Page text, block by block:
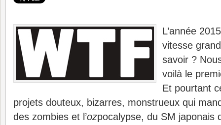
L’année
vitesse
savoir ?
voilà le
Et pourtant
projets douteux, bizarres, monstrueux qui
des zombies et l’ozpocalypse, du SM japonais